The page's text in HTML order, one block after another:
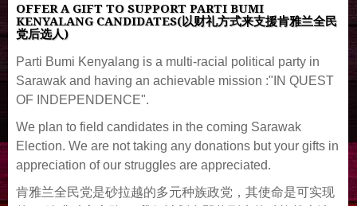
OFFER A GIFT TO SUPPORT PARTI BUMI
KENYALANG CANDIDATES(以财礼方式来支援肯雅兰全民
党后选人)
Parti Bumi Kenyalang is a multi-racial political party in
Sarawak and having an achievable mission :"IN QUEST
OF INDEPENDENCE".
We plan to field candidates in the coming Sarawak
Election. We are not taking any donations but your gifts in
appreciation of our struggles are appreciated.
肯雅兰全民党是砂拉越的多元种族政党，其使命是可实现